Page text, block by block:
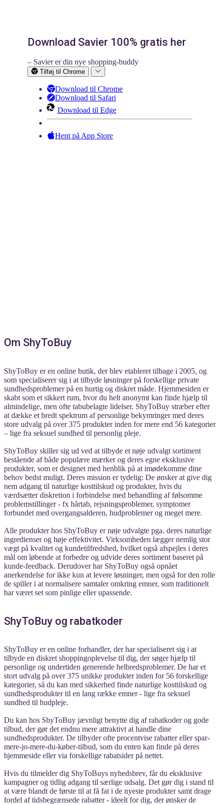
Download Savier 100% gratis her
– Savier er din nye shopping-buddy
Tilføj til Chrome
Download til Chrome
Download til Safari
Download til Edge
Hent på App Store
Om ShyToBuy
ShyToBuy er en online butik, der blev etableret tilbage i 2005, og
som specialiserer sig i at tilbyde løsninger på forskellige private
sundhedsproblemer på en hurtig og diskret måde. Hjemmesiden er
skabt som et sikkert rum, hvor du helt anonymt kan finde hjælp til
almindelige, men ofte tabubelagte lidelser. ShyToBuy stræber efter
at dække et bredt spektrum af personlige bekymringer med deres
store udvalg på over 375 produkter inden for mere end 56 kategorier
– lige fra seksuel sundhed til personlig pleje.
ShyToBuy skiller sig ud ved at tilbyde et nøje udvalgt sortiment
bestående af både populære mærker og deres egne eksklusive
produkter, som er designet med henblik på at imødekomme dine
behov bedst muligt. Deres mission er tydelig: De ønsker at give dig
nem adgang til naturlige kosttilskud og produkter, hvis du
værdsætter diskretion i forbindelse med behandling af følsomme
problemstillinger - fx hårtab, rejsningsproblemer, symptomer
forbundet med overgangsalderen, hudproblemer og meget mere.
Alle produkter hos ShyToBuy er nøje udvalgte pga. deres naturlige
ingredienser og høje effektivitet. Virksomheden lægger nemlig stor
vægt på kvalitet og kundetilfredshed, hvilket også afspejles i deres
mål om løbende at forbedre og udvide deres sortiment baseret på
kunde-feedback. Derudover har ShyToBuy også opnået
anerkendelse for ikke kun at levere løsninger, men også for den rolle
de spiller i at normalisere samtaler omkring emner, som traditionelt
har været set som pinlige eller upassende.
ShyToBuy og rabatkoder
ShyToBuy er en online forhandler, der har specialiseret sig i at
tilbyde en diskret shoppingoplevelse til dig, der søger hjælp til
personlige og undertiden generende helbredsproblemer. De har et
stort udvalg på over 375 unikke produkter inden for 56 forskellige
kategorier, så du kan med sikkerhed finde naturlige kosttilskud og
sundhedsprodukter til en lang række emner - lige fra seksuel
sundhed til hudpleje.
Du kan hos ShyToBuy jævnligt benytte dig af rabatkoder og gode
tilbud, der gør det endnu mere attraktivt at handle dine
sundhedsprodukter. De tilbyder ofte procentvise rabatter eller spar-
mere-jo-mere-du-køber-tilbud, som du enten kan finde på deres
hjemmeside eller via forskellige rabatsider på nettet.
Hvis du tilmelder dig ShyToBuys nyhedsbrev, får du eksklusive
kampagner og tidlig adgang til særlige udsalg. Det gør dig i stand til
at være blandt de første til at få fat i de nyeste produkter samt drage
fordel af tidsbegrænsede rabatter - ideelt for dig, der ønsker de